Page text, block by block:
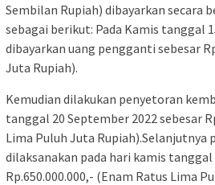
Sembilan Rupiah) dibayarkan secara
sebagai berikut: Pada Kamis tanggal
dibayarkan uang pengganti sebesar
Juta Rupiah).
Kemudian dilakukan penyetoran
tanggal 20 September 2022 sebesar
Lima Puluh Juta Rupiah).Selanjutnya
dilaksanakan pada hari kamis tanggal
Rp.650.000.000,- (Enam Ratus Lima